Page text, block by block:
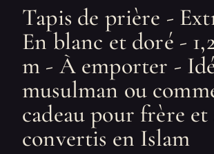
Tapis de prière -
En blanc et doré -
m - À emporter -
musulman ou
cadeau pour frère
convertis en Islam